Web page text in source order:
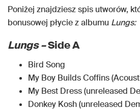
Poniżej znajdziesz spis utworów,
bonusowej płycie z albumu Lungs:
Lungs –Side A
Bird Song
My Boy Builds Coffins
My Best Dress (unreleased
Donkey Kosh (unreleased